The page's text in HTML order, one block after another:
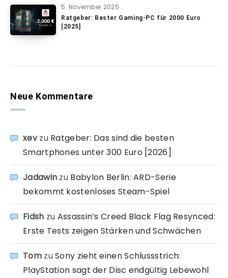
5. November 2025
Ratgeber: Bester Gaming-PC für 2000 Euro
[2025]
Neue Kommentare
xevzu Ratgeber: Das sind die besten
Smartphones unter 300 Euro [2026]
Jadawin zu Babylon Berlin: ARD-Serie
bekommt kostenloses Steam-Spiel
Fidsh zu Assassin’s Creed Black Flag Resynced:
Erste Tests zeigen Stärken und Schwächen
TomzuSony zieht einen Schlussstrich:
PlayStation sagt der Disc endgültig Lebewohl